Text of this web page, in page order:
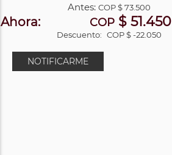
Antes:COP$ 73.500
Ahora: COP $ 51.450
Descuento: COP $ -22.050
NOTIFICARME